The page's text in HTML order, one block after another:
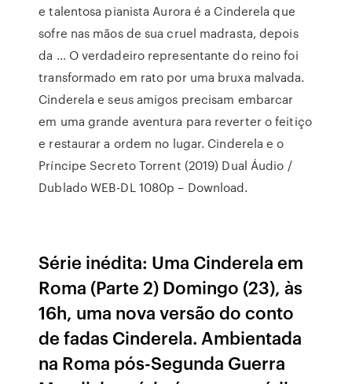
e talentosa pianista Aurora é a Cinderela que
sofre nas mãos de sua cruel madrasta, depois
da … O verdadeiro representante do reino foi
transformado em rato por uma bruxa malvada.
Cinderela e seus amigos precisam embarcar
em uma grande aventura para reverter o feitiço
e restaurar a ordem no lugar. Cinderela e o
Príncipe Secreto Torrent (2019) Dual Áudio /
Dublado WEB-DL 1080p – Download.
Série inédita: Uma Cinderela em
Roma (Parte 2) Domingo (23), às
16h, uma nova versão do conto
de fadas Cinderela. Ambientada
na Roma pós-Segunda Guerra